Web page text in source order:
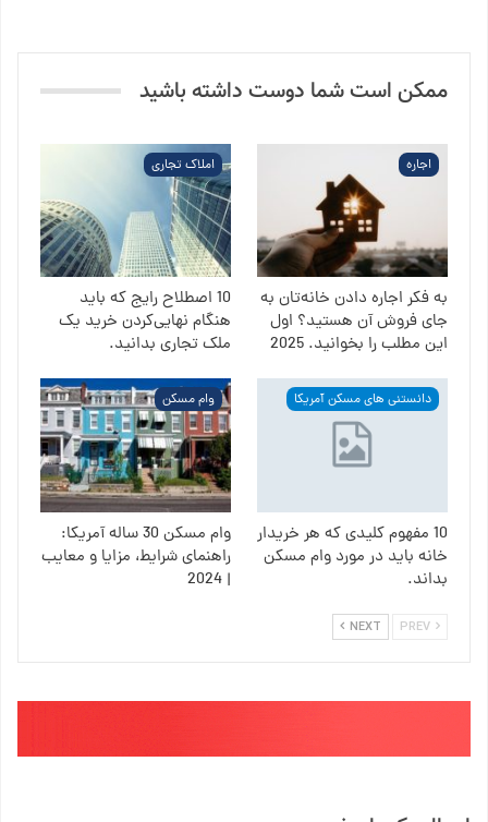
ممکن است شما دوست داشته باشید
اجاره
به فکر اجاره دادن خانه‌تان به
جای فروش آن هستید؟ اول
این مطلب را بخوانید. 2025
املاک تجاری
10 اصطلاح رایج که باید
هنگام نهایی‌کردن خرید یک
ملک تجاری بدانید.
دانستنی های مسکن آمریکا
10 مفهوم کلیدی که هر خریدار
خانه باید در مورد وام مسکن
بداند.
وام مسکن
وام مسکن 30 ساله آمریکا:
راهنمای شرایط، مزایا و معایب
| 2024
NEXT